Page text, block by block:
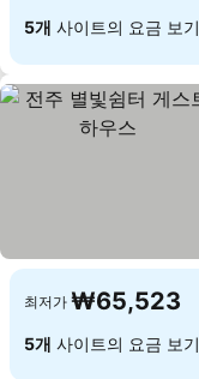
5개 사이트의 요금 보기
최저가 ₩65,523
5개 사이트의 요금 보기